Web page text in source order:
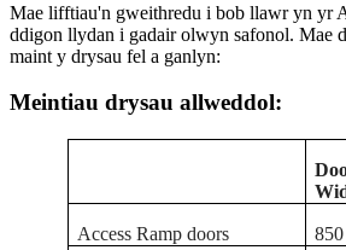
Mae lifftiau'n gweithredu i bob llawr yn yr
ddigon llydan i gadair olwyn safonol. Mae
maint y drysau fel a ganlyn:
Meintiau drysau allweddol:
Access Ramp doors